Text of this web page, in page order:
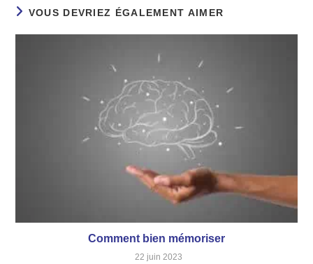
VOUS DEVRIEZ ÉGALEMENT AIMER
Comment bien mémoriser
22 juin 2023